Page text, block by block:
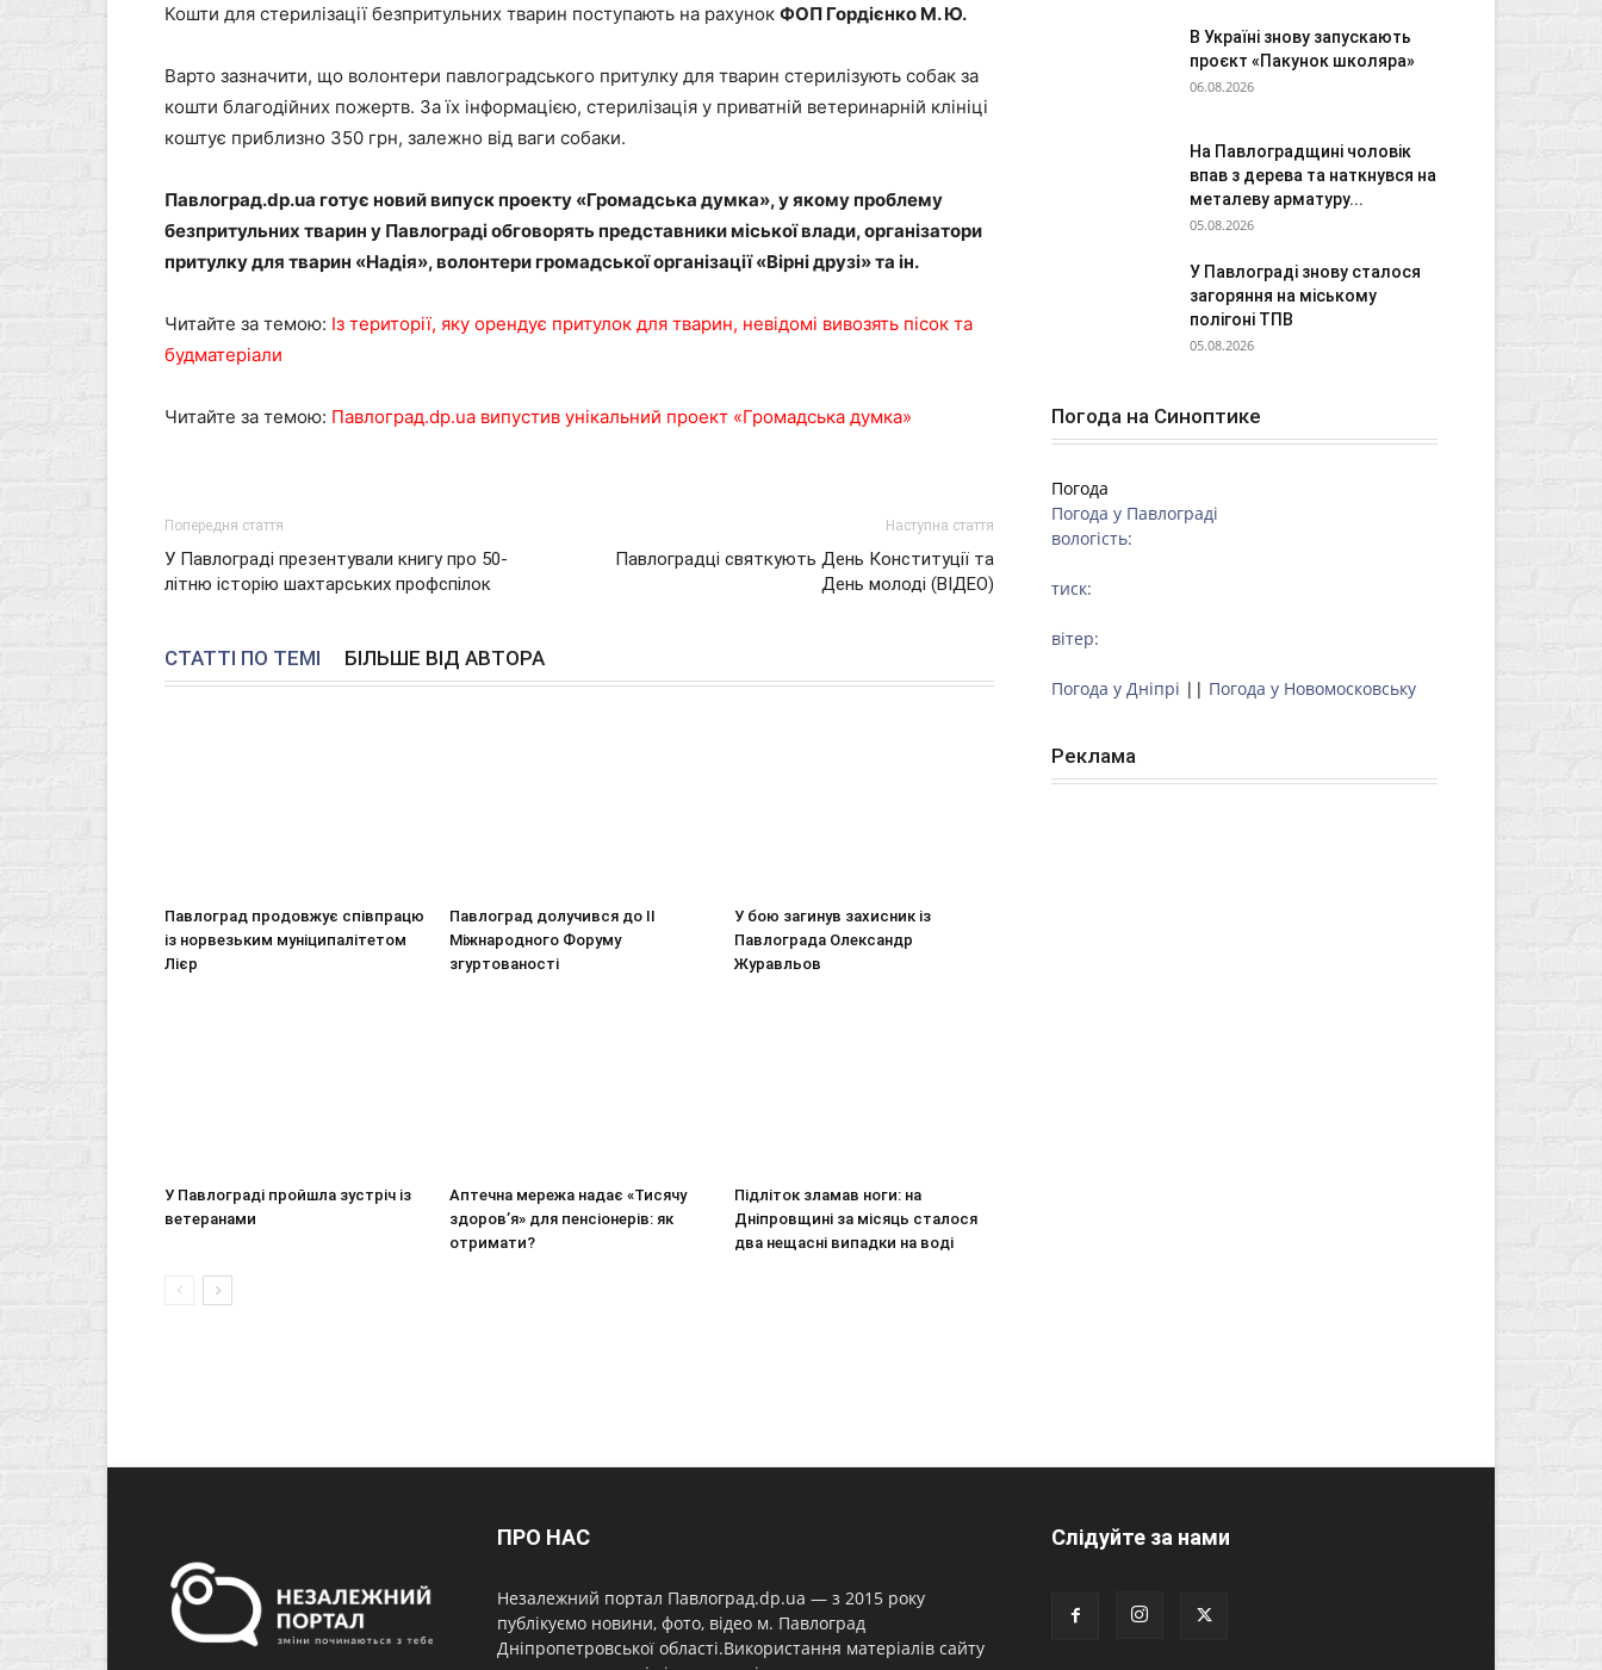
Кошти для стерилізації безпритульних тварин поступають на рахунок ФОП Гордієнко М. Ю.
Варто зазначити, що волонтери павлоградського притулку для тварин стерилізують собак за
кошти благодійних пожертв. За їх інформацією, стерилізація у приватній ветеринарній клініці
коштує приблизно 350 грн, залежно від ваги собаки.
Павлоград.dp.ua готує новий випуск проекту «Громадська думка», у якому проблему
безпритульних тварин у Павлограді обговорять представники міської влади, організатори
притулку для тварин «Надія», волонтери громадської організації «Вірні друзі» та ін.
Читайте за темою: Із території, яку орендує притулок для тварин, невідомі вивозять пісок та
будматеріали
Читайте за темою: Павлоград.dp.ua випустив унікальний проект «Громадська думка»
Попередня стаття
У Павлограді презентували книгу про 50-
літню історію шахтарських профспілок
Наступна стаття
Павлоградці святкують День Конституції та
День молоді (ВІДЕО)
СТАТТІ ПО ТЕМІ БІЛЬШЕ ВІД АВТОРА
Павлоград продовжує співпрацю
із норвезьким муніципалітетом
Лієр
Павлоград долучився до ІІ
Міжнародного Форуму
згуртованості
У бою загинув захисник із
Павлограда Олександр
Журавльов
У Павлограді пройшла зустріч із
ветеранами
Аптечна мережа надає «Тисячу
здоров’я» для пенсіонерів: як
отримати?
Підліток зламав ноги: на
Дніпровщині за місяць сталося
два нещасні випадки на воді
В Україні знову запускають
проєкт «Пакунок школяра»
06.08.2026
На Павлоградщині чоловік
впав з дерева та наткнувся на
металеву арматуру...
05.08.2026
У Павлограді знову сталося
загоряння на міському
полігоні ТПВ
05.08.2026
Погода на Синоптике
Погода
Погода у Павлограді
вологість:
тиск:
вітер:
Погода у Дніпрі || Погода у Новомосковську
Реклама
ПРО НАС
Незалежний портал Павлоград.dp.ua — з 2015 року
публікуємо новини, фото, відео м. Павлоград
Дніпропетровської області.Використання матеріалів сайту
Слідуйте за нами